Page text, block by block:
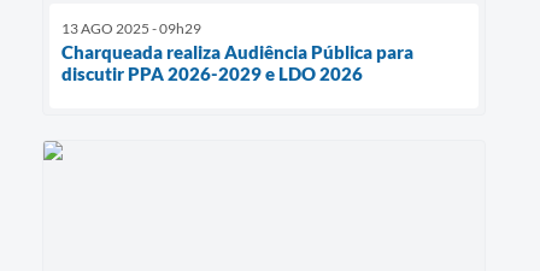
13 AGO 2025 - 09h29
Charqueada realiza Audiência Pública para
discutir PPA 2026-2029 e LDO 2026